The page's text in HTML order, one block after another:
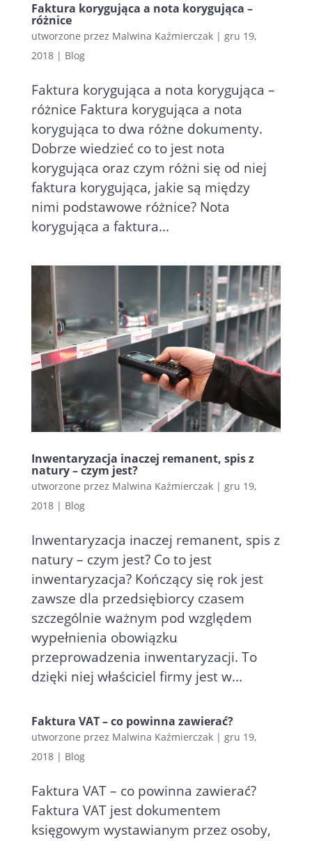
Faktura korygująca a nota korygująca –
różnice
utworzone przez Malwina Kaźmierczak| gru 19,
2018| Blog
Faktura korygująca a nota korygująca –
różnice Faktura korygująca a nota
korygująca to dwa różne dokumenty.
Dobrze wiedzieć co to jest nota
korygująca oraz czym różni się od niej
faktura korygująca, jakie są między
nimi podstawowe różnice? Nota
korygująca a faktura...
Inwentaryzacja inaczej remanent, spis z
natury – czym jest?
utworzone przez Malwina Kaźmierczak| gru 19,
2018| Blog
Inwentaryzacja inaczej remanent, spis z
natury – czym jest? Co to jest
inwentaryzacja? Kończący się rok jest
zawsze dla przedsiębiorcy czasem
szczególnie ważnym pod względem
wypełnienia obowiązku
przeprowadzenia inwentaryzacji. To
dzięki niej właściciel firmy jest w...
Faktura VAT – co powinna zawierać?
utworzone przez Malwina Kaźmierczak| gru 19,
2018| Blog
Faktura VAT – co powinna zawierać?
Faktura VAT jest dokumentem
księgowym wystawianym przez osoby,